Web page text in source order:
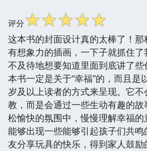
评分☆☆☆☆☆
这本书的封面设计真的太棒了！
有想象力的插画，一下子就抓住了
不及待地想要知道里面到底讲了
本书一定是关于“幸福”的，而且是
岁及以上读者的方式来呈现。它
教，而是会通过一些生动有趣的
松愉快的氛围中，慢慢理解幸福
能够出现一些能够引起孩子们共
友分享玩具的快乐，得到家人鼓